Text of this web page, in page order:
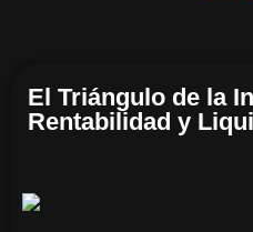
El Triángulo de la
Rentabilidad y